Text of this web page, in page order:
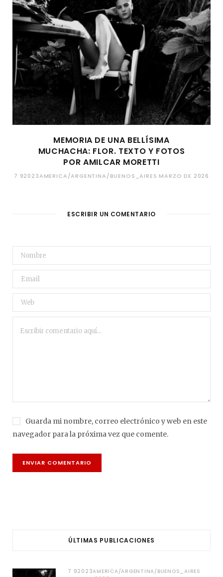
MEMORIA DE UNA BELLÍSIMA
MUCHACHA: FLOR. TEXTO Y FOTOS
POR AMILCAR MORETTI
7 92023AMERICA/ARGENTINA/BUENOS_AIRES MARZO DE 2026
ESCRIBIR UN COMENTARIO
Guarda mi nombre, correo electrónico y web en este
navegador para la próxima vez que comente.
ÚLTIMAS PUBLICACIONES
7 92023AMERICA/ARGENTINA/BUENOS_AIRES